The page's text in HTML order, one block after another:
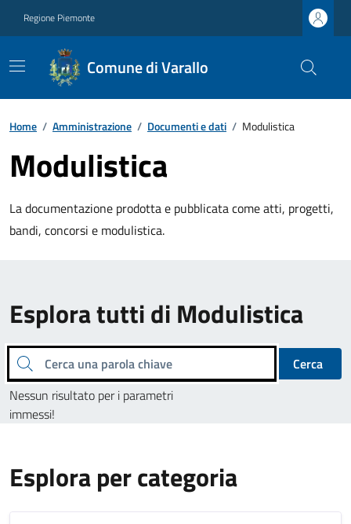
Regione Piemonte
Comune di Varallo
Home / Amministrazione / Documenti e dati / Modulistica
Modulistica
La documentazione prodotta e pubblicata come atti, progetti,
bandi, concorsi e modulistica.
Esplora tutti di Modulistica
Cerca una parola chiave
Cerca
Nessun risultato per i parametri
immessi!
Esplora per categoria